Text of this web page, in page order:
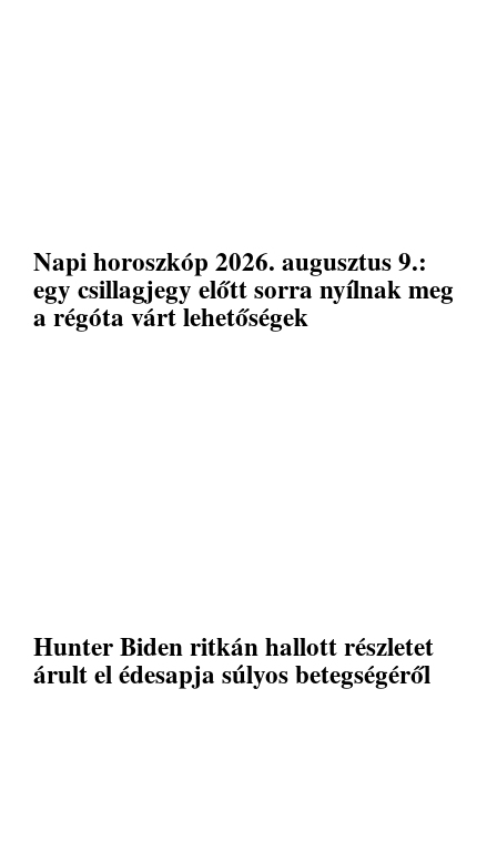
Napi horoszkóp 2026. augusztus 9.:
egy csillagjegy előtt sorra nyílnak meg
a régóta várt lehetőségek
Hunter Biden ritkán hallott részletet
árult el édesapja súlyos betegségéről